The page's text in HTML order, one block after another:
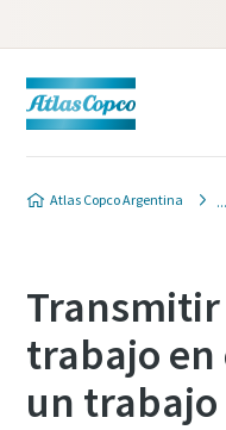
Atlas Copco Argentina
trabajo en
un